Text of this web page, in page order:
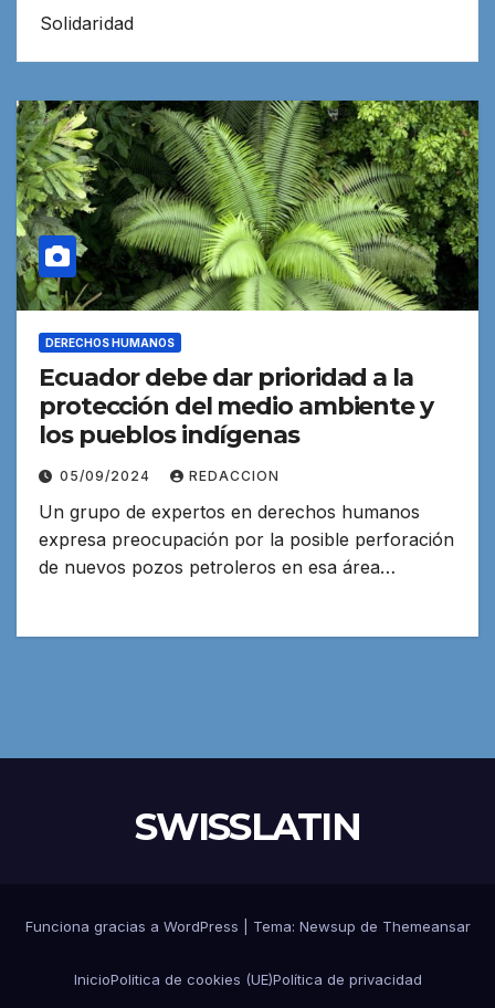
Solidaridad
DERECHOS HUMANOS
Ecuador debe dar prioridad a la
protección del medio ambiente y
los pueblos indígenas
05/09/2024 REDACCION
Un grupo de expertos en derechos humanos
expresa preocupación por la posible perforación
de nuevos pozos petroleros en esa área…
SWISSLATIN
Funciona gracias a WordPress Tema: Newsup de Themeansar
InicioPolitica de cookies (UE)Política de privacidad